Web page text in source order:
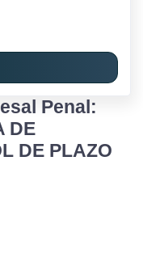
Penal:
DE
DE PLAZO